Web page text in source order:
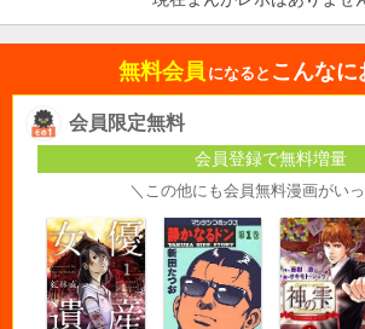
無料会員 になると こんなに
会員限定無料
会員登録で無料増量
＼この他にも会員無料漫画がい